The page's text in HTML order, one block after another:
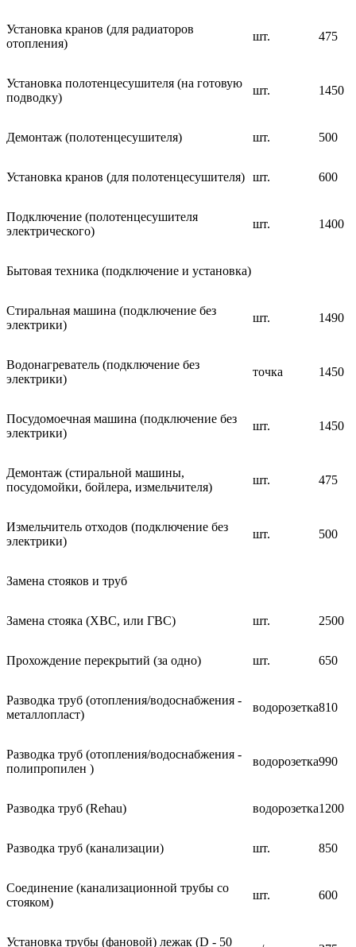
Установка кранов (для радиаторов
отопления)
шт. 475
Установка полотенцесушителя (на готовую
подводку)
шт. 1450
Демонтаж (полотенцесушителя) шт. 500
Установка кранов (для полотенцесушителя) шт. 600
Подключение (полотенцесушителя
электрического)
шт. 1400
Бытовая техника (подключение и установка)
Стиральная машина (подключение без
электрики)
шт. 1490
Водонагреватель (подключение без
электрики)
точка 1450
Посудомоечная машина (подключение без
электрики)
шт. 1450
Демонтаж (стиральной машины,
посудомойки, бойлера, измельчителя)
шт. 475
Измельчитель отходов (подключение без
электрики)
шт. 500
Замена стояков и труб
Замена стояка (ХВС, или ГВС) шт. 2500
Прохождение перекрытий (за одно) шт. 650
Разводка труб (отопления/водоснабжения -
металлопласт)
водорозетка810
Разводка труб (отопления/водоснабжения -
полипропилен )
водорозетка990
Разводка труб (Rehau) водорозетка1200
Разводка труб (канализации) шт. 850
Соединение (канализационной трубы со
стояком)
шт. 600
Установка трубы (фановой) лежак (D - 50